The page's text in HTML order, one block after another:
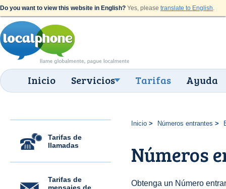
Do you want to view this website in English? Yes, please translate to English.
Inicio Servicios Tarifas Ayuda
Tarifas de
llamadas
Tarifas de
Inicio Números entrantes
Números
Obtenga un Número